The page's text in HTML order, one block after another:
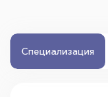
Специализация